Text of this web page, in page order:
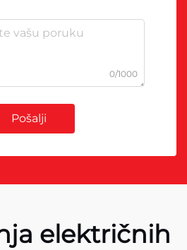
0/1000
Pošalji
električnih